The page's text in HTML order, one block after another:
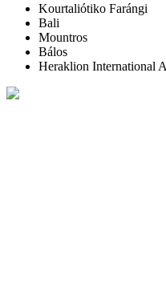
Kourtaliótiko Farángi
Bali
Mountros
Bálos
Heraklion International